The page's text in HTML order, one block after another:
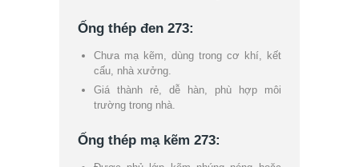
Ống thép đen 273:
Chưa mạ kẽm, dùng trong cơ khí, kết
cấu, nhà xưởng.
Giá thành rẻ, dễ hàn, phù hợp môi
trường trong nhà.
Ống thép mạ kẽm 273: